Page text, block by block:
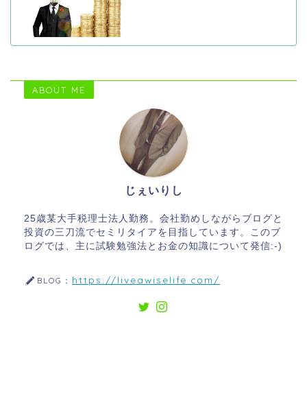
ABOUT ME
じぇいりし
25歳某大手税理士法人勤務。会社勤めしながらブログと
投資の三刀流でセミリタイアを目指しています。このブ
ログでは、主に試験勉強法とお金の知識について発信:-)
BLOG： https://liveawiselife.com/